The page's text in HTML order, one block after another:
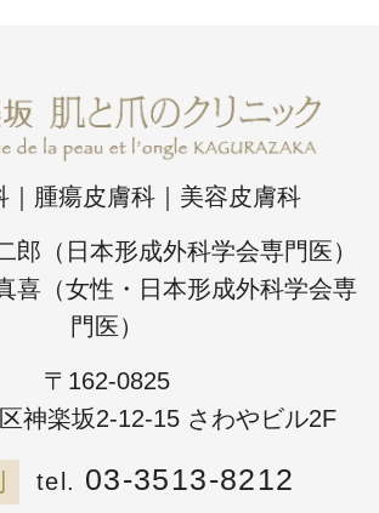
｜腫瘍皮膚科｜美容皮膚科
郎（日本形成外科学会専門医）
喜（女性・日本形成外科学会専
門医）
〒162-0825
神楽坂2-12-15 さわやビル2F
03-3513-8212